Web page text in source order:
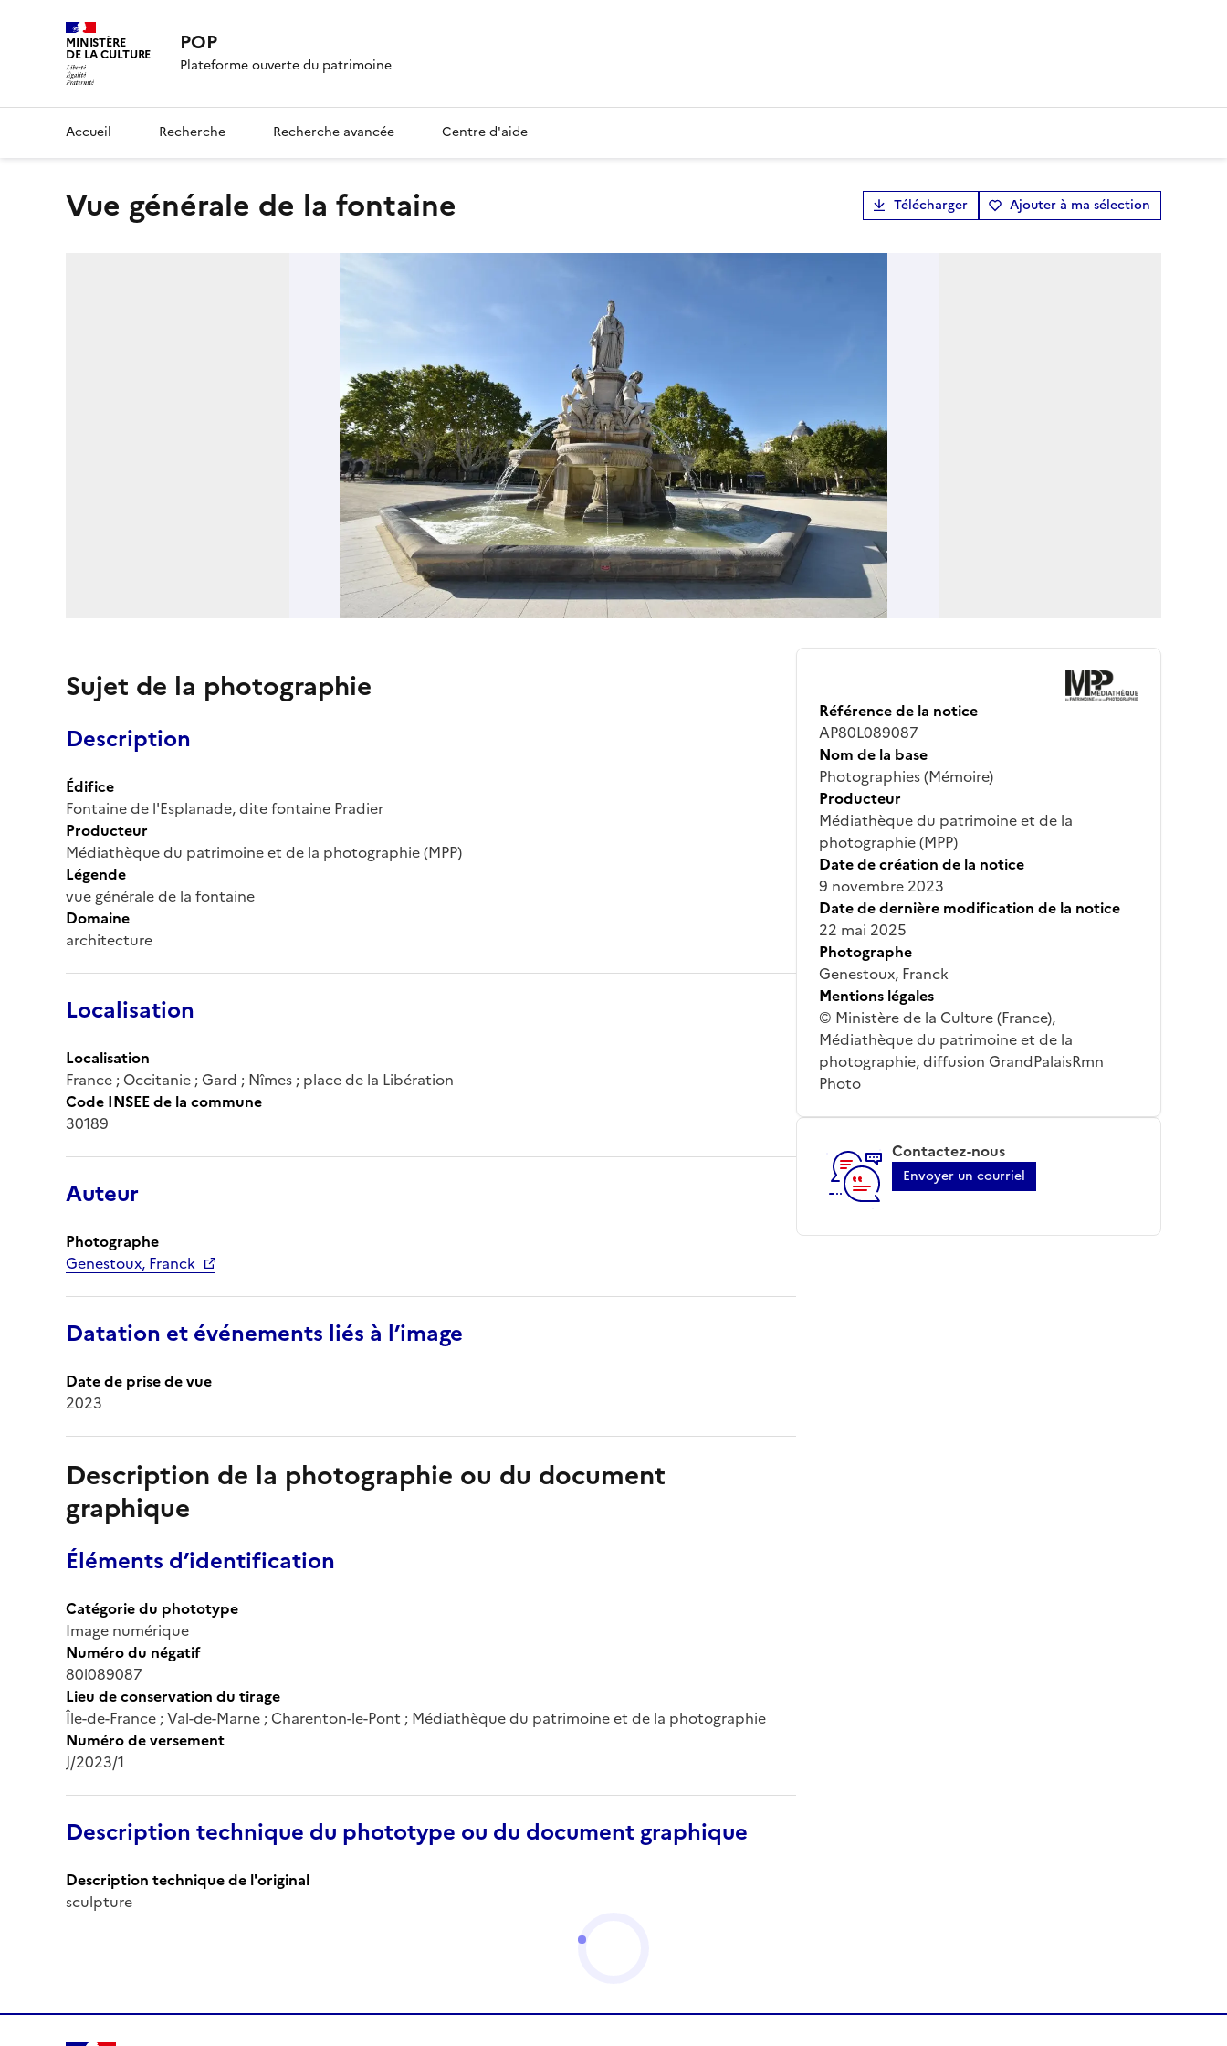
MINISTÈRE
DE LA CULTURE POP
Plateforme ouverte du patrimoine
Accueil Recherche Recherche avancée Centre d'aide
vue générale de la fontaine Télécharger Ajouter à ma sélection
Sujet de la photographie
Description
Édifice
Fontaine de l'Esplanade, dite fontaine Pradier
Producteur
Médiathèque du patrimoine et de la photographie (MPP)
Légende
vue générale de la fontaine
Domaine
architecture
Localisation
Localisation
France ; Occitanie ; Gard ; Nîmes ; place de la Libération
Code INSEE de la commune
30189
Auteur
Photographe
Genestoux, Franck
Datation et événements liés à l’image
Date de prise de vue
2023
Description de la photographie ou du document
graphique
Éléments d’identification
Catégorie du phototype
Image numérique
Numéro du négatif
80l089087
Lieu de conservation du tirage
Île-de-France ; Val-de-Marne ; Charenton-le-Pont ; Médiathèque du patrimoine et de la photographie
Numéro de versement
J/2023/1
Description technique du phototype ou du document graphique
Description technique de l'original
sculpture
Référence de la notice
AP80L089087
Nom de la base
Photographies (Mémoire)
Producteur
Médiathèque du patrimoine et de la
photographie (MPP)
Date de création de la notice
9 novembre 2023
Date de dernière modification de la notice
22 mai 2025
Photographe
Genestoux, Franck
Mentions légales
© Ministère de la Culture (France),
Médiathèque du patrimoine et de la
photographie, diffusion GrandPalaisRmn
Photo
Contactez-nous
Envoyer un courriel